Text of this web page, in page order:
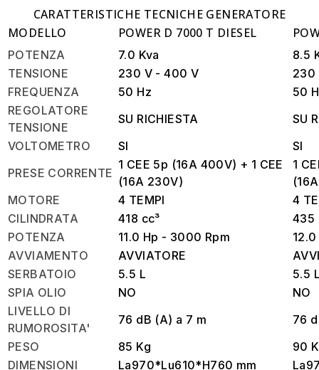
CARATTERISTICHE TECNICHE GENERATORE
MODELLO
POWER D 7000 T DIESEL
POTENZA 7.0 Kva
8.5
TENSIONE
230 V - 400 V
230
FREQUENZA
50 Hz
50
REGOLATORE
TENSIONE
SU RICHIESTA
SU
VOLTOMETRO
SI
SI
PRESE CORRENTE
1 CEE 5p (16A 400V) + 1 CEE
(16A 230V)
1
MOTORE
4 TEMPI
4
CILINDRATA
418 cc³
435
POTENZA
11.0 Hp - 3000 Rpm
AVVIAMENTO
AVVIATORE
SERBATOIO
5.5 L
5.5
SPIA OLIO
NO
NO
LIVELLO DI
RUMOROSITA'
76 dB (A) a 7 m
76
PESO
85 Kg
90
DIMENSIONI
La970*Lu610*H760 mm